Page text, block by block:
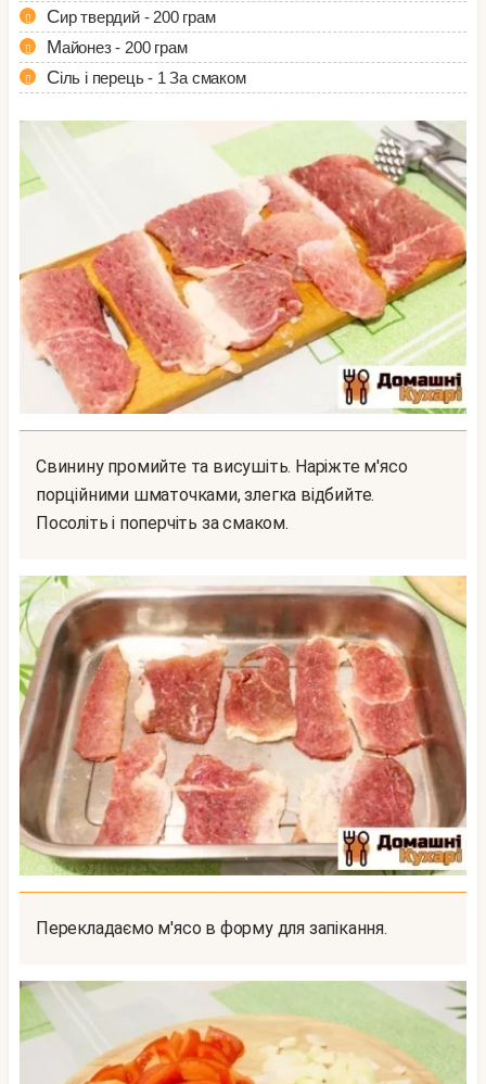
Сир твердий - 200 грам
Майонез - 200 грам
Сіль і перець - 1 За смаком
Свинину промийте та висушіть. Наріжте м'ясо
порційними шматочками, злегка відбийте.
Посоліть і поперчіть за смаком.
Перекладаємо м'ясо в форму для запікання.